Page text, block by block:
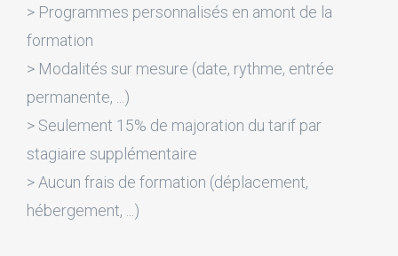
> Programmes personnalisés en amont de la
formation
> Modalités sur mesure (date, rythme, entrée
permanente, ...)
> Seulement 15% de majoration du tarif par
stagiaire supplémentaire
> Aucun frais de formation (déplacement,
hébergement, ...)